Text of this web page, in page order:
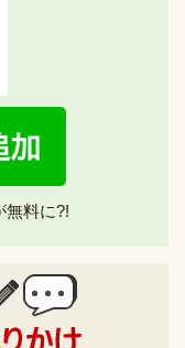
無料に?!